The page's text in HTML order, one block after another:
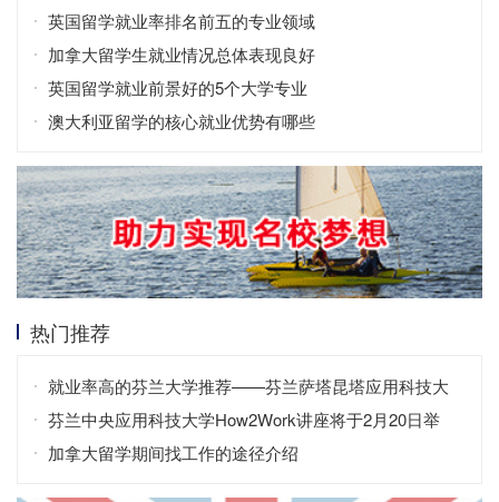
英国留学就业率排名前五的专业领域
加拿大留学生就业情况总体表现良好
英国留学就业前景好的5个大学专业
澳大利亚留学的核心就业优势有哪些
热门推荐
就业率高的芬兰大学推荐——芬兰萨塔昆塔应用科技大
学
芬兰中央应用科技大学How2Work讲座将于2月20日举
行！
加拿大留学期间找工作的途径介绍